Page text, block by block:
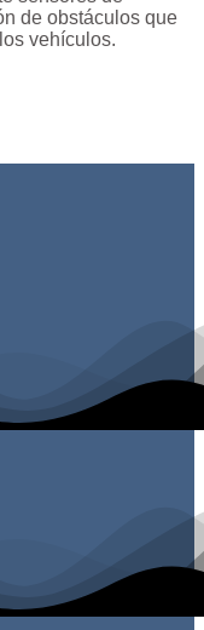
de obstáculos que
vehículos.